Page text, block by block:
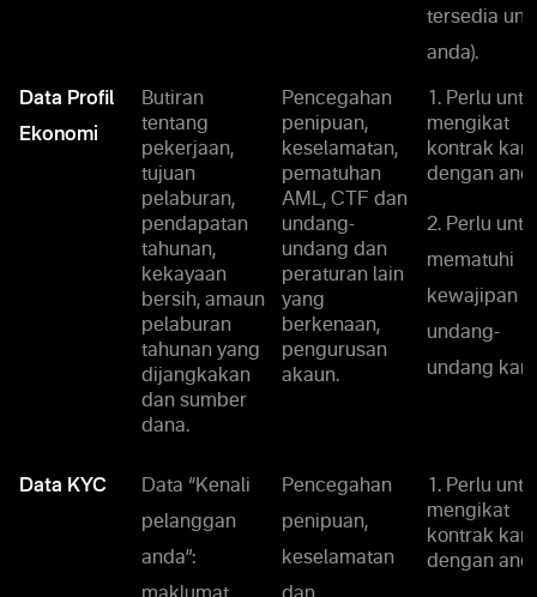
tersedia
anda).
Data Profil
Ekonomi
Butiran
tentang
pekerjaan,
tujuan
pelaburan,
pendapatan
tahunan,
kekayaan
bersih, amaun
pelaburan
tahunan yang
dijangkakan
dan sumber
dana.
Pencegahan
penipuan,
keselamatan,
pematuhan
AML, CTF dan
undang-
undang dan
peraturan lain
yang
berkenaan,
pengurusan
akaun.
1. Perlu
mengikat
kontrak
dengan
2. Perlu
mematuhi
kewajipan
undang-
undang
Data KYC
Data “Kenali
pelanggan
anda”:
Pencegahan
penipuan,
keselamatan
1. Perlu
mengikat
kontrak
dengan